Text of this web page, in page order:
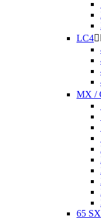
LC4
MX /
65 SX